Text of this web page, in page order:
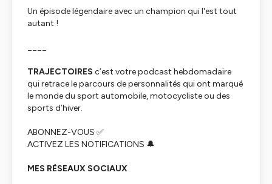
Un épisode légendaire avec un champion qui l'est tout
autant !
TRAJECTOIRES c’est votre podcast hebdomadaire
qui retrace le parcours de personnalités qui ont marqué
le monde du sport automobile, motocycliste ou des
sports d’hiver.
ABONNEZ-VOUS ✅
ACTIVEZ LES NOTIFICATIONS 🔔
MES RÉSEAUX SOCIAUX